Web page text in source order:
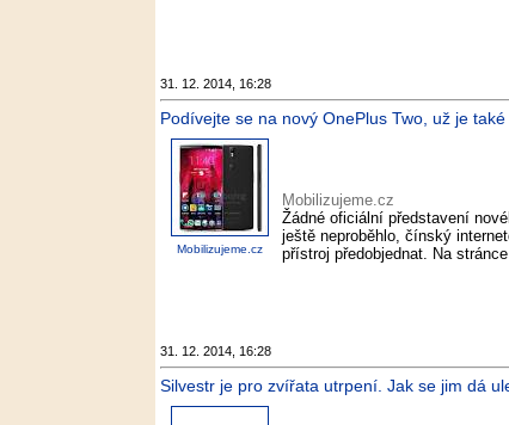
31. 12. 2014, 16:28
Podívejte se na nový OnePlus Two, už je
Mobilizujeme.cz
Mobilizujeme.cz
Žádné oficiální představení
ještě neproběhlo, čínský
přístroj předobjednat. Na
31. 12. 2014, 16:28
Silvestr je pro zvířata utrpení. Jak se jim dá